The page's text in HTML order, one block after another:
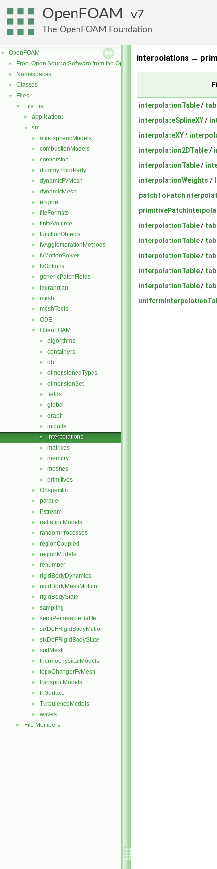
OpenFOAM 7
The OpenFOAM Foundation
▼ OpenFOAM
► Free, Open Source Software from the OpenFOAM Foundation
► Namespaces
► Classes
▼ Files
▼ File List
► applications
▼ src
► atmosphericModels
► combustionModels
► conversion
► dummyThirdParty
► dynamicFvMesh
► dynamicMesh
► engine
► fileFormats
► finiteVolume
► functionObjects
► fvAgglomerationMethods
► fvMotionSolver
► fvOptions
► genericPatchFields
► lagrangian
► mesh
► meshTools
► ODE
▼ OpenFOAM
► algorithms
► containers
► db
► dimensionedTypes
► dimensionSet
► fields
► global
► graph
► include
► interpolations
► matrices
► memory
► meshes
► primitives
► OSspecific
► parallel
► Pstream
► radiationModels
► randomProcesses
► regionCoupled
► regionModels
► renumber
► rigidBodyDynamics
► rigidBodyMeshMotion
► rigidBodyState
► sampling
► semiPermeableBaffle
► sixDoFRigidBodyMotion
► sixDoFRigidBodyState
► surfMesh
► thermophysicalModels
► topoChangerFvMesh
► transportModels
► triSurface
► TurbulenceModels
► waves
► File Members
interpolations →
interpolationTable/
interpolateSplineXY/
interpolateXY/
interpolation2DTable/
interpolationTable/
interpolationWeights /
interpolationTable/
interpolationTable/
interpolationTable/
interpolationTable/
interpolationTable/